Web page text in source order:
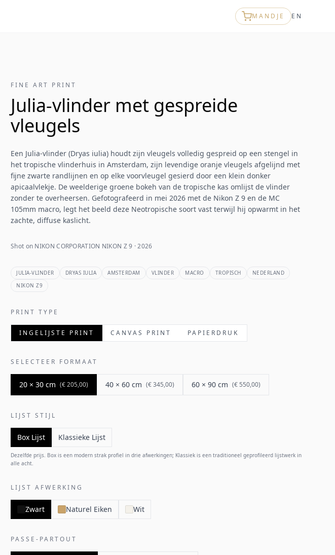
MANDJE EN
FINE ART PRINT
Julia-vlinder met gespreide
vleugels
Een Julia-vlinder (Dryas iulia) houdt zijn vleugels volledig gespreid op een stengel in
het tropische vlinderhuis in Amsterdam, zijn levendige oranje vleugels afgelijnd met
fijne zwarte randlijnen en op elke voorvleugel gesierd door een klein donker
apicaalvlekje. De weelderige groene bokeh van de tropische kas omlijst de vlinder
zonder te overheersen. Gefotografeerd in mei 2026 met de Nikon Z 9 en de MC
105mm macro, legt het beeld deze Neotropische soort vast terwijl hij opwarmt in het
zachte, diffuse kaslicht.
Shot on NIKON CORPORATION NIKON Z 9 · 2026
JULIA-VLINDER DRYAS IULIA AMSTERDAM VLINDER MACRO TROPISCH
NEDERLAND
NIKON Z9
PRINT TYPE
INGELIJSTE PRINT CANVAS PRINT PAPIERDRUK
SELECTEER FORMAAT
20 × 30 cm (€ 205,00) 40 × 60 cm (€ 345,00) 60 × 90 cm (€ 550,00)
LIJST STIJL
Box Lijst Klassieke Lijst
Dezelfde prijs. Box is een modern strak profiel in drie afwerkingen; Klassiek is een traditioneel geprofileerd lijstwerk in
alle acht.
LIJST AFWERKING
Zwart Naturel Eiken Wit
PASSE-PARTOUT